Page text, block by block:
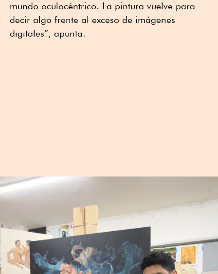
mundo oculocéntrico. La pintura vuelve para
decir algo frente al exceso de imágenes
digitales”, apunta.